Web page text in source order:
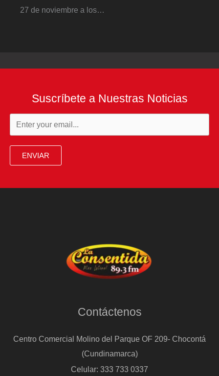
27 de noviembre a los…
Suscríbete a Nuestras Noticias
ENVIAR
Contáctenos
Centro Comercial Molino del Parque OF 209- Chocontá
(Cundinamarca)
Celular: 333 733 0337